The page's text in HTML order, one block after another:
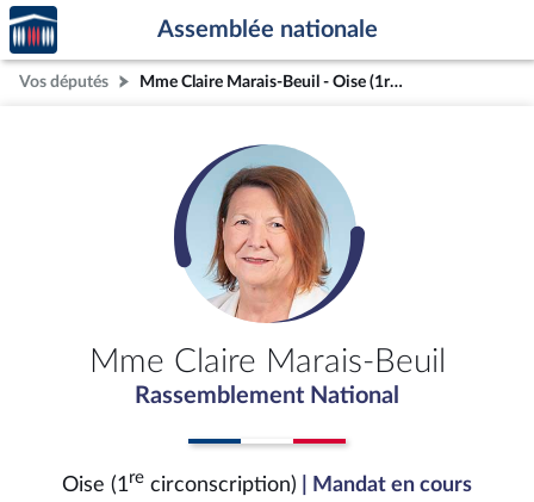
Aller au contenu
Aller en bas de la page
Accèder
à la
page
d'accueil
Assemblée nationale
Vos députés Mme Claire Marais-Beuil - Oise (1re circonscription)
Mme Claire Marais-Beuil
Rassemblement National
Oise (1re circonscription) | Mandat en cours